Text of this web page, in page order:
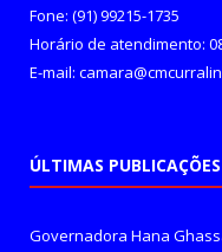
Fone: (91) 99215-1735
Horário de atendimento:
E-mail:
ÚLTIMAS PUBLICAÇÕES
Governadora Hana